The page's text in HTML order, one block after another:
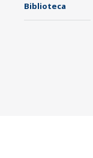
Biblioteca